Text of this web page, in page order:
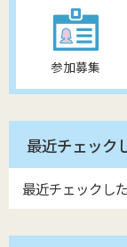
参加募集
最近チェック
最近チェックし